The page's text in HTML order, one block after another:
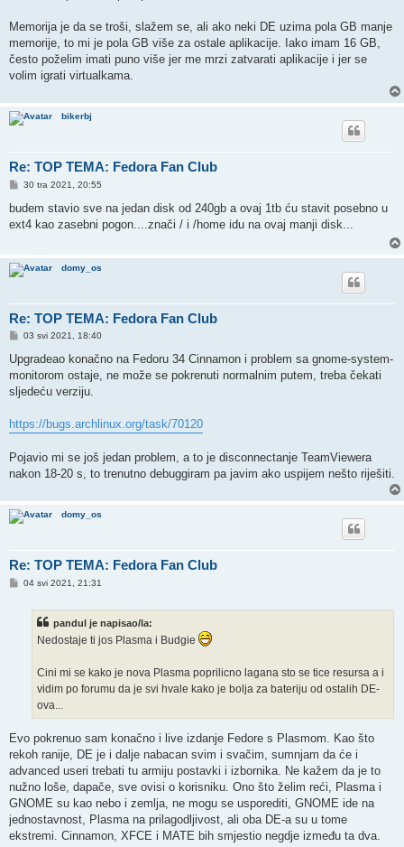
Memorija je da se troši, slažem se, ali ako neki DE uzima pola GB manje
memorije, to mi je pola GB više za ostale aplikacije. Iako imam 16 GB,
često poželim imati puno više jer me mrzi zatvarati aplikacije i jer se
volim igrati virtualkama.
bikerbj
Re: TOP TEMA: Fedora Fan Club
P
s
30 tra 2021, 20:55
budem stavio sve na jedan disk od 240gb a ovaj 1tb ću stavit posebno u
ext4 kao zasebni pogon....znači / i /home idu na ovaj manji disk...
domy_os
Re: TOP TEMA: Fedora Fan Club
P
s
03 svi 2021, 18:40
Upgradeao konačno na Fedoru 34 Cinnamon i problem sa gnome-system-
monitorom ostaje, ne može se pokrenuti normalnim putem, treba čekati
sljedeću verziju.
https://bugs.archlinux.org/task/70120
Pojavio mi se još jedan problem, a to je disconnectanje TeamViewera
nakon 18-20 s, to trenutno debuggiram pa javim ako uspijem nešto riješiti.
domy_os
Re: TOP TEMA: Fedora Fan Club
P04 svi 2021, 21:31
pandul je napisao/la:
Nedostaje ti jos Plasma i Budgie
Cini mi se kako je nova Plasma poprilicno lagana sto se tice resursa a i
vidim po forumu da je svi hvale kako je bolja za bateriju od ostalih DE-
ova...
Evo pokrenuo sam konačno i live izdanje Fedore s Plasmom. Kao što
rekoh ranije, DE je i dalje nabacan svim i svačim, sumnjam da će i
advanced useri trebati tu armiju postavki i izbornika. Ne kažem da je to
nužno loše, dapače, sve ovisi o korisniku. Ono što želim reći, Plasma i
GNOME su kao nebo i zemlja, ne mogu se usporediti, GNOME ide na
jednostavnost, Plasma na prilagodljivost, ali oba DE-a su u tome
ekstremi. Cinnamon, XFCE i MATE bih smjestio negdje između ta dva.